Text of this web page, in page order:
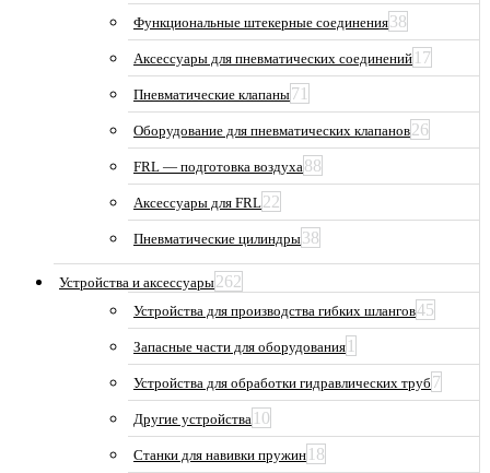
Функциональные штекерные соединения38
Аксессуары для пневматических соединений 17
Пневматические клапаны71
Оборудование для пневматических клапанов26
FRL — подготовка воздуха88
Аксессуары для FRL22
Пневматические цилиндры38
Устройства и аксессуары262
Устройства для производства гибких шлангов45
Запасные части для оборудования 1
Устройства для обработки гидравлических труб 7
Другие устройства 10
Станки для навивки пружин 18